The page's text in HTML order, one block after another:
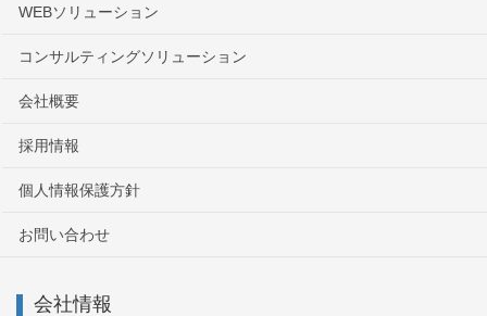
WEBソリューション
コンサルティングソリューション
会社概要
採用情報
個人情報保護方針
お問い合わせ
会社情報